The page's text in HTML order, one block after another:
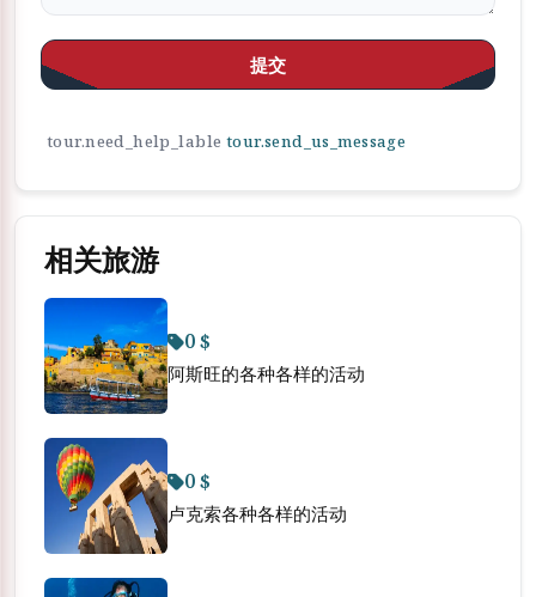
提交
tour.need_help_lable tour.send_us_message
相关旅游
0 $
阿斯旺的各种各样的活动
0 $
卢克索各种各样的活动